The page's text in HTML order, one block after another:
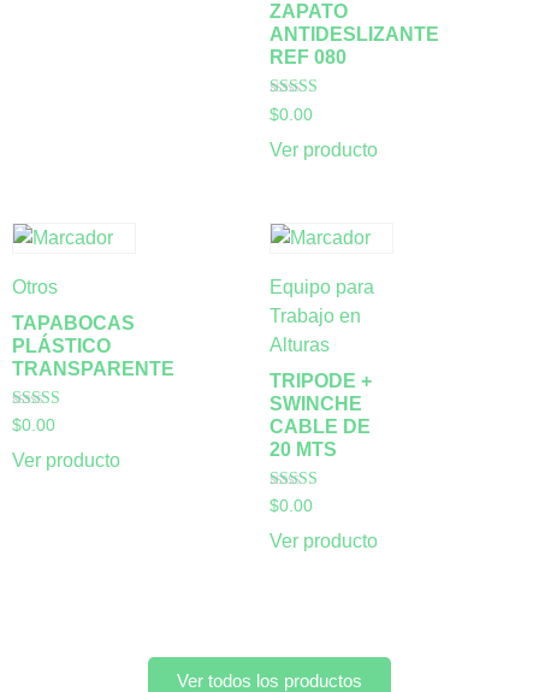
ZAPATO
ANTIDESLIZANTE
REF 080
Valorado con
5.00
de 5
$0.00
Ver producto
Otros
TAPABOCAS
PLÁSTICO
TRANSPARENTE
Valorado con
5.00
de 5
$0.00
Ver producto
Equipo para
Trabajo en
Alturas
TRIPODE +
SWINCHE
CABLE DE
20 MTS
Valorado con
5.00
de 5
$0.00
Ver producto
Ver todos los productos